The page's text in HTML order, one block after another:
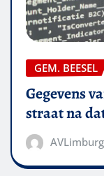
GEM. BEESEL
Gegevens
straat na
AVLimburg